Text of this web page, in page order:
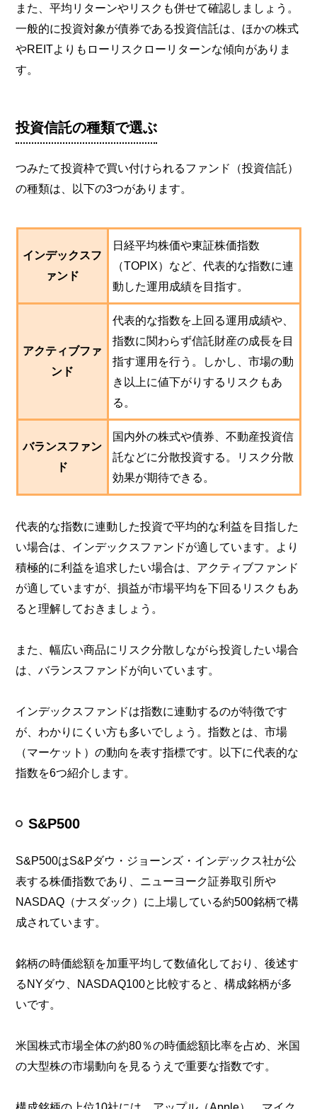
また、平均リターンやリスクも併せて確認しましょう。
一般的に投資対象が債券である投資信託は、ほかの株式
やREITよりもローリスクローリターンな傾向がありま
す。
投資信託の種類で選ぶ
つみたて投資枠で買い付けられるファンド（投資信託）
の種類は、以下の3つがあります。
インデックスフ
ァンド
日経平均株価や東証株価指数
（TOPIX）など、代表的な指数に連
動した運用成績を目指す。
アクティブファ
ンド
代表的な指数を上回る運用成績や、
指数に関わらず信託財産の成長を目
指す運用を行う。しかし、市場の動
き以上に値下がりするリスクもあ
る。
バランスファン
ド
国内外の株式や債券、不動産投資信
託などに分散投資する。リスク分散
効果が期待できる。
代表的な指数に連動した投資で平均的な利益を目指した
い場合は、インデックスファンドが適しています。より
積極的に利益を追求したい場合は、アクティブファンド
が適していますが、損益が市場平均を下回るリスクもあ
ると理解しておきましょう。
また、幅広い商品にリスク分散しながら投資したい場合
は、バランスファンドが向いています。
インデックスファンドは指数に連動するのが特徴です
が、わかりにくい方も多いでしょう。指数とは、市場
（マーケット）の動向を表す指標です。以下に代表的な
指数を6つ紹介します。
S&P500
S&P500はS&Pダウ・ジョーンズ・インデックス社が公
表する株価指数であり、ニューヨーク証券取引所や
NASDAQ（ナスダック）に上場している約500銘柄で構
成されています。
銘柄の時価総額を加重平均して数値化しており、後述す
るNYダウ、NASDAQ100と比較すると、構成銘柄が多
いです。
米国株式市場全体の約80％の時価総額比率を占め、米国
の大型株の市場動向を見るうえで重要な指数です。